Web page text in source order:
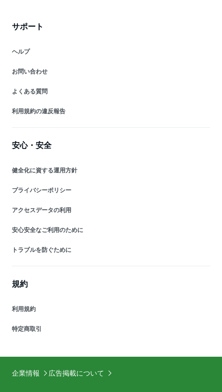
サポート
ヘルプ
お問い合わせ
よくある質問
利用規約の違反報告
安心・安全
健全化に資する運用方針
プライバシーポリシー
アクセスデータの利用
安心安全なご利用のために
トラブルを防ぐために
規約
利用規約
特定商取引
企業情報 広告掲載について